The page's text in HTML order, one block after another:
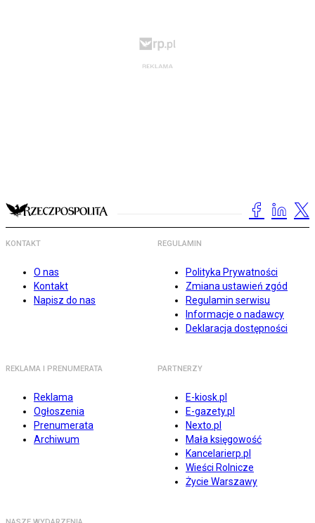
KONTAKT
O nas
Kontakt
Napisz do nas
REGULAMIN
Polityka Prywatności
Zmiana ustawień zgód
Regulamin serwisu
Informacje o nadawcy
Deklaracja dostępności
REKLAMA I PRENUMERATA
Reklama
Ogłoszenia
Prenumerata
Archiwum
PARTNERZY
E-kiosk.pl
E-gazety.pl
Nexto.pl
Mała księgowość
Kancelarierp.pl
Wieści Rolnicze
Życie Warszawy